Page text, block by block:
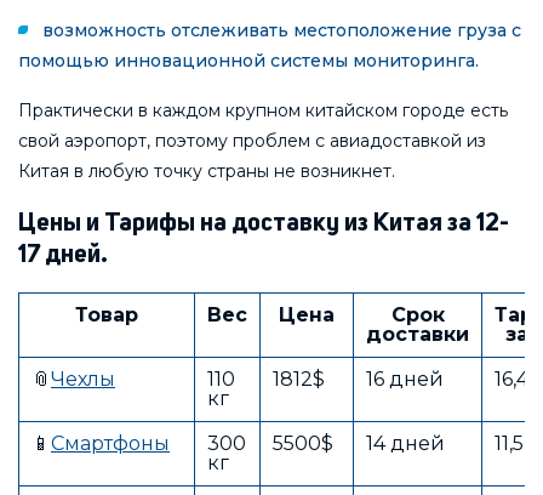
возможность отслеживать местоположение груза с
помощью инновационной системы мониторинга.
Практически в каждом крупном китайском городе есть
свой аэропорт, поэтому проблем с авиадоставкой из
Китая в любую точку страны не возникнет.
Цены и Тарифы на доставку из Китая за 12-
17 дней.
Товар Вес Цена
Срок
доставки
за
📎 Чехлы
110
кг
1812$ 16 дней 16,4
📱 Смартфоны
300
кг
5500$ 14 дней 11,5